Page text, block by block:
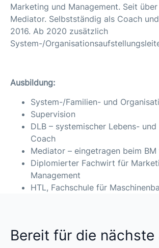
Marketing und Management. Seit über
Mediator. Selbstständig als Coach
2016. Ab 2020 zusätzlich
System-/
Ausbildung:
System-/Familien- und
Supervision
DLB – systemischer Lebens-
Coach
Mediator – eingetragen beim
Diplomierter Fachwirt für
Management
HTL, Fachschule für
Bereit für die nächste